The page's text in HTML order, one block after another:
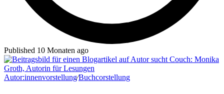
Published 10 Monaten ago
Autor:innenvorstellung∕Buchcorstellung